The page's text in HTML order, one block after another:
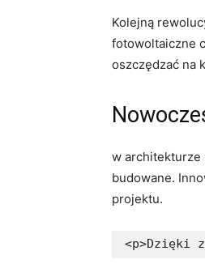
Kolejną
fotowoltaiczne
oszczędzać na
w⁢ architekturze
budowane.
projektu.
<p>Dzięki